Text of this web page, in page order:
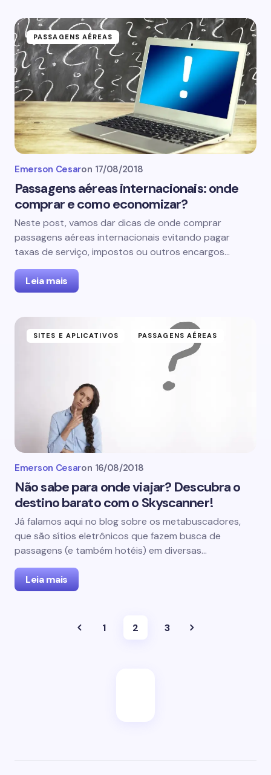
PASSAGENS AÉREAS
Emerson Cesaron 17/08/2018
Passagens aéreas internacionais: onde
comprar e como economizar?
Neste post, vamos dar dicas de onde comprar
passagens aéreas internacionais evitando pagar
taxas de serviço, impostos ou outros encargos…
Leia mais
SITES E APLICATIVOS PASSAGENS AÉREAS
Emerson Cesaron 16/08/2018
Não sabe para onde viajar? Descubra o
destino barato com o Skyscanner!
Já falamos aqui no blog sobre os metabuscadores,
que são sítios eletrônicos que fazem busca de
passagens (e também hotéis) em diversas…
Leia mais
1 2 3